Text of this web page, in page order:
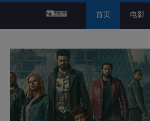
首页 电影